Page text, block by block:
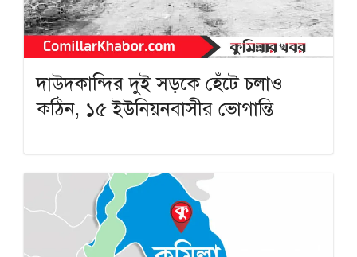
দাউদকান্দির দুই সড়কে হেঁটে চলাও
কঠিন, ১৫ ইউনিয়নবাসীর ভোগান্তি